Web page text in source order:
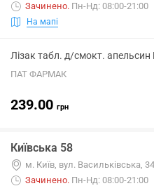
Зачинено. Пн-Нд: 08:00-21:00
На мапі
Лізак табл. д/смокт.
ПАТ ФАРМАК
239.00 грн
Київська 58
м. Київ, вул. Васильківська, 34
Зачинено. Пн-Нд: 08:00-21:00